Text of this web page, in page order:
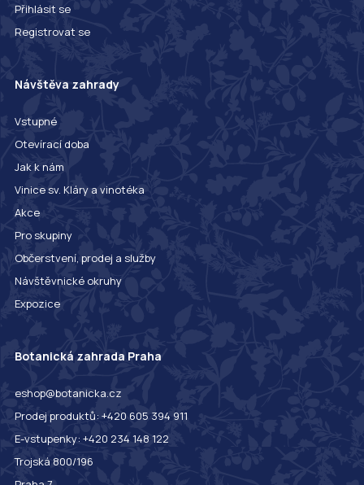
Přihlásit se
Registrovat se
Návštěva zahrady
Vstupné
Otevírací doba
Jak k nám
Vinice sv. Kláry a vinotéka
Akce
Pro skupiny
Občerstvení, prodej a služby
Návštěvnické okruhy
Expozice
Botanická zahrada Praha
eshop@botanicka.cz
Prodej produktů: +420 605 394 911
E-vstupenky: +420 234 148 122
Trojská 800/196